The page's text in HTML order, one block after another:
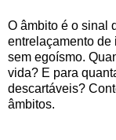
O âmbito é o sinal
entrelaçamento de
sem egoísmo.
vida? E para
descartáveis?
âmbitos.